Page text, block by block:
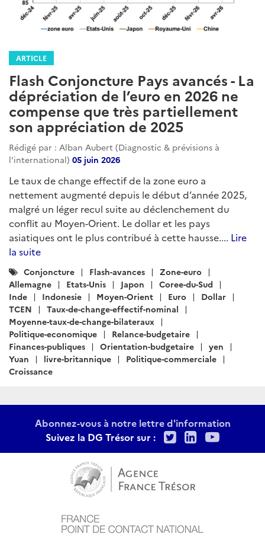
ARTICLE
Flash Conjoncture Pays avancés - La
dépréciation de l’euro en 2026 ne
compense que très partiellement
son appréciation de 2025
Rédigé par : Alban Aubert (Diagnostic & prévisions à
l'international) 05 juin 2026
Le taux de change effectif de la zone euro a
nettement augmenté depuis le début d’année 2025,
malgré un léger recul suite au déclenchement du
conflit au Moyen-Orient. Le dollar et les pays
asiatiques ont le plus contribué à cette hausse.... Lire
la suite
Catégories
:
Conjoncture Flash-avances
Zone-euro
Allemagne
Etats-Unis Japon
Coree-du-Sud
Inde
Indonesie Moyen-Orient Euro
Dollar
TCEN
Taux-de-change-effectif-nominal
Moyenne-taux-de-change-bilateraux
Politique-economique
Relance-budgetaire
Finances-publiques
Orientation-budgetaire
yen
Yuan
livre-britannique
Politique-commerciale
Croissance
Abonnez-vous à notre lettre d'information
Suivez la DG Trésor sur :
TwitterLinkedIn